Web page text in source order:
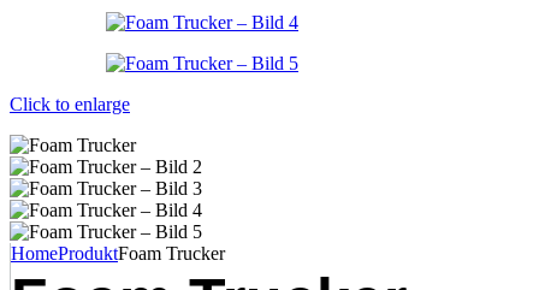
Click to enlarge
HomeProduktFoam Trucker